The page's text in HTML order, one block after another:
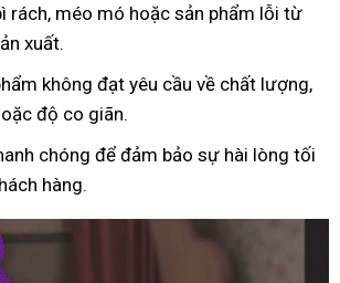
rách, méo mó hoặc sản phẩm lỗi từ
xuất.
không đạt yêu cầu về chất lượng,
độ co giãn.
chóng để đảm bảo sự hài lòng tối
hàng.